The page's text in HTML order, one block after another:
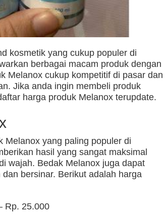
kosmetik yang cukup populer di
berbagai macam produk dengan
Melanox cukup kompetitif di pasar dan
Jika anda ingin membeli produk
harga produk Melanox terupdate.
Melanox yang paling populer di
hasil yang sangat maksimal
wajah. Bedak Melanox juga dapat
bersinar. Berikut adalah harga
Rp. 25.000